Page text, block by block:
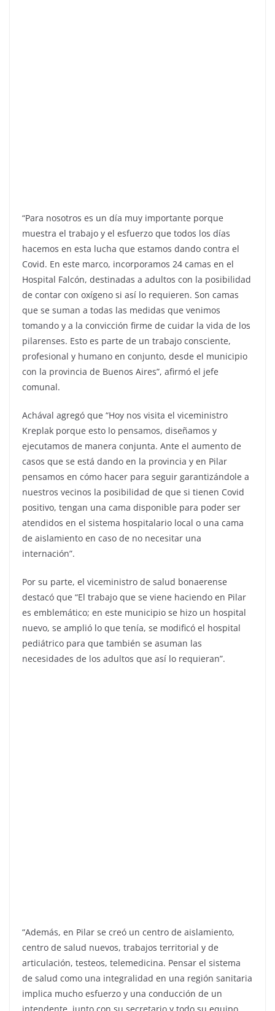
“Para nosotros es un día muy importante porque
muestra el trabajo y el esfuerzo que todos los días
hacemos en esta lucha que estamos dando contra el
Covid. En este marco, incorporamos 24 camas en el
Hospital Falcón, destinadas a adultos con la posibilidad
de contar con oxígeno si así lo requieren. Son camas
que se suman a todas las medidas que venimos
tomando y a la convicción firme de cuidar la vida de los
pilarenses. Esto es parte de un trabajo consciente,
profesional y humano en conjunto, desde el municipio
con la provincia de Buenos Aires”, afirmó el jefe
comunal.
Achával agregó que “Hoy nos visita el viceministro
Kreplak porque esto lo pensamos, diseñamos y
ejecutamos de manera conjunta. Ante el aumento de
casos que se está dando en la provincia y en Pilar
pensamos en cómo hacer para seguir garantizándole a
nuestros vecinos la posibilidad de que si tienen Covid
positivo, tengan una cama disponible para poder ser
atendidos en el sistema hospitalario local o una cama
de aislamiento en caso de no necesitar una
internación”.
Por su parte, el viceministro de salud bonaerense
destacó que “El trabajo que se viene haciendo en Pilar
es emblemático; en este municipio se hizo un hospital
nuevo, se amplió lo que tenía, se modificó el hospital
pediátrico para que también se asuman las
necesidades de los adultos que así lo requieran”.
“Además, en Pilar se creó un centro de aislamiento,
centro de salud nuevos, trabajos territorial y de
articulación, testeos, telemedicina. Pensar el sistema
de salud como una integralidad en una región sanitaria
implica mucho esfuerzo y una conducción de un
intendente, junto con su secretario y todo su equipo,